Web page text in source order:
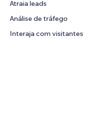
Tabelas e gráficos
Atraia leads
Análise de tráfego
Interaja com visitantes